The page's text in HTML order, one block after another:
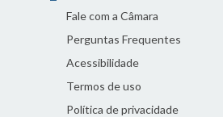
Fale com a Câmara
Perguntas Frequentes
Acessibilidade
Termos de uso
Política de privacidade